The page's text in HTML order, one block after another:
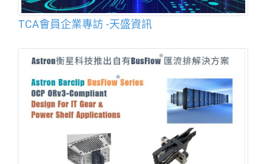
TCA會員企業專訪 -天盛資訊